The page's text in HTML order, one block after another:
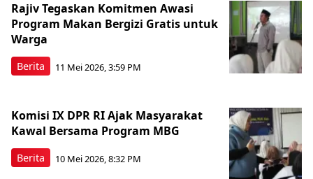
Berita
Rajiv Tegaskan Komitmen Awasi
Program Makan Bergizi Gratis untuk
Warga
11 Mei 2026, 3:59 PM
Berita
Komisi IX DPR RI Ajak Masyarakat
Kawal Bersama Program MBG
10 Mei 2026, 8:32 PM